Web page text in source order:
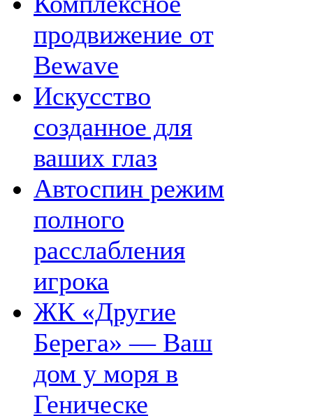
продвижение от
Bewave
Искусство
созданное для
ваших глаз
Автоспин режим
полного
расслабления
игрока
ЖК «Другие
Берега» — Ваш
дом у моря в
Геническе